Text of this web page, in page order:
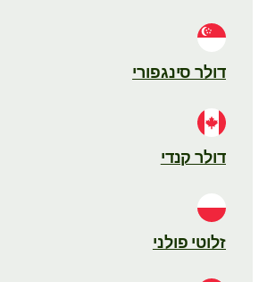
דולר סינגפורי
דולר קנדי
זלוטי פולני